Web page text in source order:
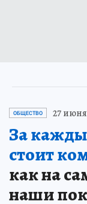
ОБЩЕСТВО 27 июня
За
стоит
как на
наши